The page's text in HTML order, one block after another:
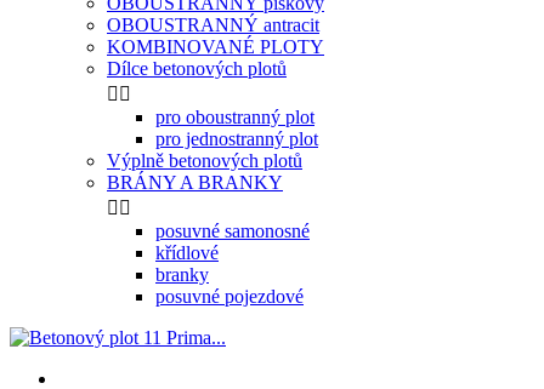
OBOUSTRANNÝ antracit
KOMBINOVANÉ PLOTY
Dílce betonových plotů
 
pro oboustranný plot
pro jednostranný plot
Výplně betonových plotů
BRÁNY A BRANKY
 
posuvné samonosné
křídlové
branky
posuvné pojezdové